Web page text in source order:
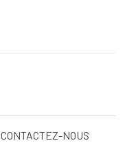
CONTACTEZ-NOUS